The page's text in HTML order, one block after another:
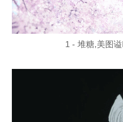
1 - 堆糖,美图